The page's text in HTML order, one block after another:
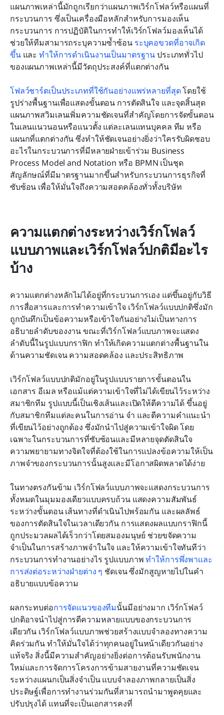
แผนภาพเหล่านี้มักถูกเรียกว่าแผนภาพเวิร์กโฟลว์หรือแผนที่
กระบวนการ ซึ่งเป็นเครื่องมือหลักสำหรับการมองเห็น
กระบวนการ การปฏิบัติในการทำให้เวิร์กโฟลว์มองเห็นได้
ช่วยให้ทีมสามารถระบุความซ้ำซ้อน ระบุคอขวดที่อาจเกิด
ขึ้น และ ทำให้การดำเนินงานเป็นมาตรฐาน ประเภททั่วไป
ของแผนภาพเหล่านี้มีวัตถุประสงค์ที่แตกต่างกัน
โฟลว์ชาร์ตเป็นประเภทที่ใช้กันอย่างแพร่หลายที่สุด โดยใช้
รูปร่างพื้นฐานเพื่อแสดงขั้นตอน การตัดสินใจ และจุดสิ้นสุด
แผนภาพสวิมเลนเพิ่มความชัดเจนที่สำคัญโดยการจัดขั้นตอน
ในเลนแนวนอนหรือแนวตั้ง แต่ละเลนแทนบุคคล ทีม หรือ
แผนกที่แตกต่างกัน ซึ่งทำให้ชัดเจนอย่างยิ่งว่าใครรับผิดชอบ
อะไรในกระบวนการที่มีหลายฝ่ายเข้าร่วม Business
Process Model and Notation หรือ BPMN เป็นชุด
สัญลักษณ์ที่มีมาตรฐานมากขึ้นสำหรับกระบวนการธุรกิจที่
ซับซ้อน เพื่อให้มั่นใจถึงความสอดคล้องทั่วทั้งบริษัท
ความแตกต่างระหว่างเวิร์กโฟลว์
แบบภาพและเวิร์กโฟลว์ปกติมีอะไร
บ้าง
ความแตกต่างหลักไม่ได้อยู่ที่กระบวนการเอง แต่ขึ้นอยู่กับวิธี
การสื่อสารและการทำความเข้าใจ เวิร์กโฟลว์แบบปกติซึ่งมัก
ถูกบันทึกเป็นข้อความหรือเข้าใจกันอย่างไม่เป็นทางการ
อธิบายลำดับของงาน ขณะที่เวิร์กโฟลว์แบบภาพจะแสดง
ลำดับนี้ในรูปแบบกราฟิก ทำให้เกิดความแตกต่างพื้นฐานใน
ด้านความชัดเจน ความสอดคล้อง และประสิทธิภาพ
เวิร์กโฟลว์แบบปกติมักอยู่ในรูปแบบรายการขั้นตอนใน
เอกสาร อีเมล หรือแม้แต่ความเข้าใจที่ไม่ได้เขียนไว้ระหว่าง
สมาชิกทีม รูปแบบนี้เป็นเชิงเส้นและเปิดให้ตีความได้ ขึ้นอยู่
กับสมาชิกทีมแต่ละคนในการอ่าน จำ และตีความคำแนะนำ
ที่เขียนไว้อย่างถูกต้อง ซึ่งมักนำไปสู่ความเข้าใจผิด โดย
เฉพาะในกระบวนการที่ซับซ้อนและมีหลายจุดตัดสินใจ
ความพยายามทางจิตใจที่ต้องใช้ในการแปลงข้อความให้เป็น
ภาพจำของกระบวนการนั้นสูงและมีโอกาสผิดพลาดได้ง่าย
ในทางตรงกันข้าม เวิร์กโฟลว์แบบภาพจะแสดงกระบวนการ
ทั้งหมดในมุมมองเดียวแบบครบถ้วน แสดงความสัมพันธ์
ระหว่างขั้นตอน เส้นทางที่ดำเนินไปพร้อมกัน และผลลัพธ์
ของการตัดสินใจในเวลาเดียวกัน การแสดงผลแบบกราฟิกนี้
ถูกประมวลผลได้เร็วกว่าโดยสมองมนุษย์ ช่วยขจัดความ
จำเป็นในการสร้างภาพจำในใจ และให้ความเข้าใจทันทีว่า
กระบวนการทำงานอย่างไร รูปแบบภาพ ทำให้การพึ่งพาและ
การส่งต่อระหว่างฝ่ายต่าง ๆ ชัดเจน ซึ่งมักสูญหายไปในคำ
อธิบายแบบข้อความ
ผลกระทบต่อการจัดแนวของทีมนั้นมีอย่างมาก เวิร์กโฟลว์
ปกติอาจนำไปสู่การตีความหลายแบบของกระบวนการ
เดียวกัน เวิร์กโฟลว์แบบภาพช่วยสร้างแบบจำลองทางความ
คิดร่วมกัน ทำให้มั่นใจได้ว่าทุกคนอยู่ในหน้าเดียวกันอย่าง
แท้จริง สิ่งนี้มีความสำคัญอย่างยิ่งต่อการต้อนรับพนักงาน
ใหม่และการจัดการโครงการข้ามสายงานที่ความชัดเจน
ระหว่างแผนกเป็นสิ่งจำเป็น แบบจำลองภาพกลายเป็นสิ่ง
ประดิษฐ์เพื่อการทำงานร่วมกันที่สามารถนำมาพูดคุยและ
ปรับปรุงได้ แทนที่จะเป็นเอกสารคงที่